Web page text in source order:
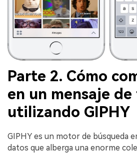
Parte 2. Cómo
en un mensaje
utilizando GIPHY
GIPHY es un motor de búsqueda
datos que alberga una enorme